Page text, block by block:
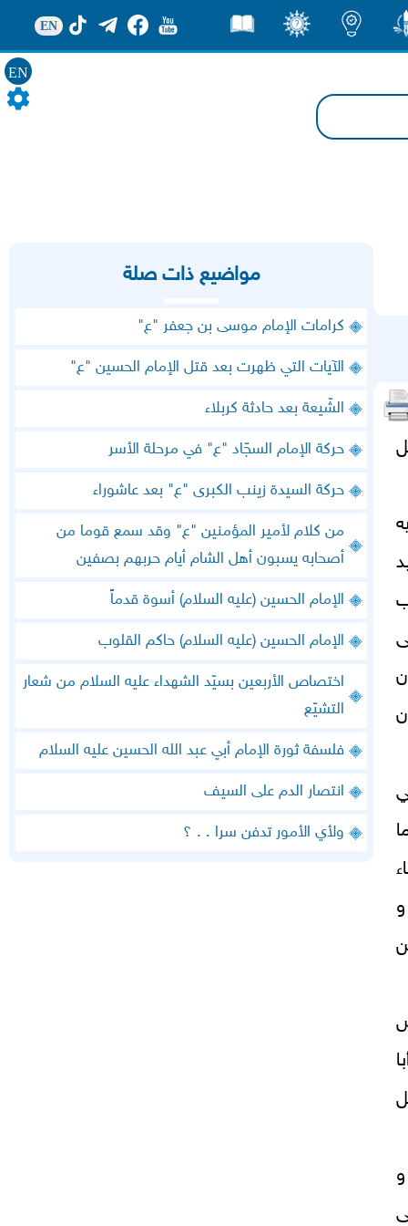
EN
EN
مواضيع ذات صلة
كرامات الإمام موسى بن جعفر "ع"
الآيات التي ظهرت بعد قتل الإمام الحسين "ع"
الشّيعة بعد حادثة كربلاء
حركة الإمام السجّاد "ع" في مرحلة الأسر
حركة السيدة زينب الكبرى "ع" بعد عاشوراء
من كلام لأمير المؤمنين "ع" وقد سمع قوما من
أصحابه يسبون أهل الشام أيام حربهم بصفين
الإمام الحسين (عليه السلام) أسوة قدماً
الإمام الحسين (عليه السلام) حاكم القلوب
اختصاص الأربعين بسيّد الشهداء عليه السلام من شعار
التشيّع‏
فلسفة ثورة الإمام أبي عبد الله الحسين عليه السلام‏
انتصار الدم على السيف
ولأي الأمور تدفن سرا . . ؟